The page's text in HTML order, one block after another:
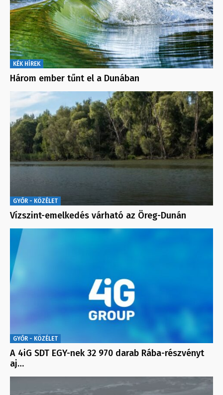
KÉK HÍREK
Három ember tűnt el a Dunában
GYŐR - KÖZÉLET
Vízszint-emelkedés várható az Öreg-Dunán
GYŐR - KÖZÉLET
A 4iG SDT EGY-nek 32 970 darab Rába-részvényt
aj…